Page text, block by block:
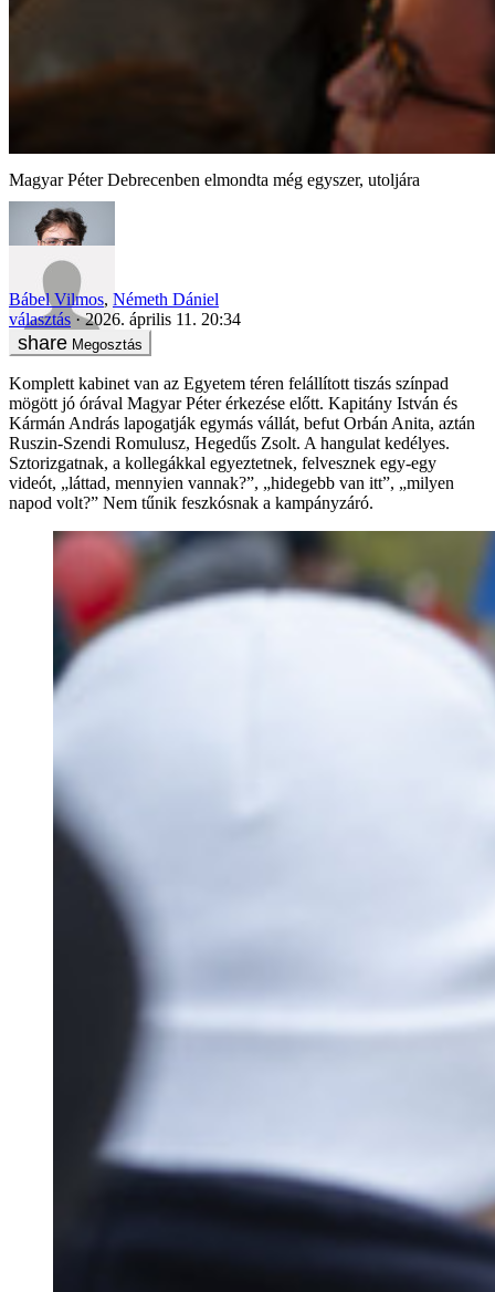
Magyar Péter Debrecenben elmondta még egyszer, utoljára
Bábel Vilmos, Németh Dániel
választás
2026. április 11. 20:34
Megosztás
Komplett kabinet van az Egyetem téren felállított tiszás színpad
mögött jó órával Magyar Péter érkezése előtt. Kapitány István és
Kármán András lapogatják egymás vállát, befut Orbán Anita, aztán
Ruszin-Szendi Romulusz, Hegedűs Zsolt. A hangulat kedélyes.
Sztorizgatnak, a kollegákkal egyeztetnek, felvesznek egy-egy
videót, „láttad, mennyien vannak?”, „hidegebb van itt”, „milyen
napod volt?” Nem tűnik feszkósnak a kampányzáró.